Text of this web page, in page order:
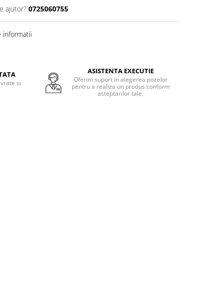
ajutor? 0725060755
informatii
si
ASISTENTA EXECUTIE
Oferim suport in alegerea pozelor
pentru a realiza un produs conform
asteptarilor tale.